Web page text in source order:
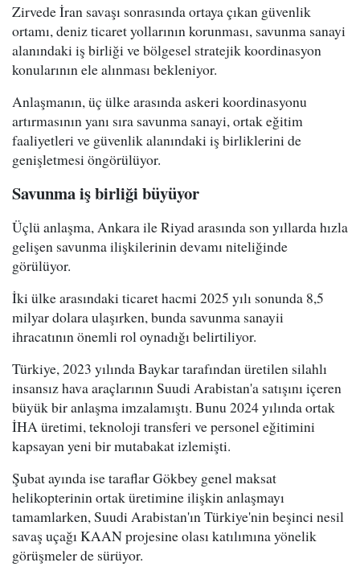
Zirvede İran savaşı sonrasında ortaya çıkan güvenlik
ortamı, deniz ticaret yollarının korunması, savunma sanayi
alanındaki iş birliği ve bölgesel stratejik koordinasyon
konularının ele alınması bekleniyor.
Anlaşmanın, üç ülke arasında askeri koordinasyonu
artırmasının yanı sıra savunma sanayi, ortak eğitim
faaliyetleri ve güvenlik alanındaki iş birliklerini de
genişletmesi öngörülüyor.
Savunma iş birliği büyüyor
Üçlü anlaşma, Ankara ile Riyad arasında son yıllarda hızla
gelişen savunma ilişkilerinin devamı niteliğinde
görülüyor.
İki ülke arasındaki ticaret hacmi 2025 yılı sonunda 8,5
milyar dolara ulaşırken, bunda savunma sanayii
ihracatının önemli rol oynadığı belirtiliyor.
Türkiye, 2023 yılında Baykar tarafından üretilen silahlı
insansız hava araçlarının Suudi Arabistan'a satışını içeren
büyük bir anlaşma imzalamıştı. Bunu 2024 yılında ortak
İHA üretimi, teknoloji transferi ve personel eğitimini
kapsayan yeni bir mutabakat izlemişti.
Şubat ayında ise taraflar Gökbey genel maksat
helikopterinin ortak üretimine ilişkin anlaşmayı
tamamlarken, Suudi Arabistan'ın Türkiye'nin beşinci nesil
savaş uçağı KAAN projesine olası katılımına yönelik
görüşmeler de sürüyor.